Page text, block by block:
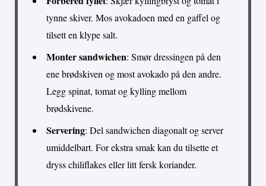
tynne skiver. Mos avokadoen med en gaffel og
tilsett en klype salt.
Monter sandwichen: Smør dressingen på den
ene brødskiven og most avokado på den andre.
Legg spinat, tomat og kylling mellom
brødskivene.
Servering: Del sandwichen diagonalt og server
umiddelbart. For ekstra smak kan du tilsette et
dryss chiliflakes eller litt fersk koriander.